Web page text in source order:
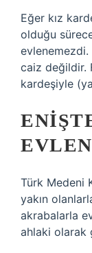
Eğer kız
olduğu
evlenemezdi.
caiz değildir.
kardeşiyle
Türk Medeni
yakın
akrabalarla
ahlaki olarak